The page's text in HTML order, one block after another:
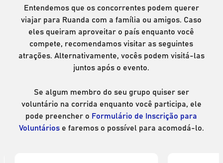
Entendemos que os concorrentes podem querer
viajar para Ruanda com a família ou amigos. Caso
eles queiram aproveitar o país enquanto você
compete, recomendamos visitar as seguintes
atrações. Alternativamente, vocês podem visitá-las
juntos após o evento.
Se algum membro do seu grupo quiser ser
voluntário na corrida enquanto você participa, ele
pode preencher o Formulário de Inscrição para
Voluntáriose faremos o possível para acomodá-lo.